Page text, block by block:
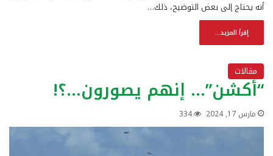
أنه يحتاج إلى بعض التوضيح، ذلك…
إقرأ المزيد...
مقالات
“أكشن”… إنهم يصورون…؟!
مارس 17, 2024 334